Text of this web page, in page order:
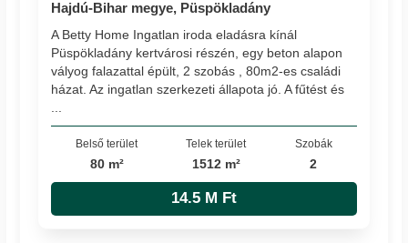
Hajdú-Bihar megye, Püspökladány
A Betty Home Ingatlan iroda eladásra kínál
Püspökladány kertvárosi részén, egy beton alapon
vályog falazattal épült, 2 szobás , 80m2-es családi
házat. Az ingatlan szerkezeti állapota jó. A fűtést és
...
Belső terület
80 m²
Telek terület
1512 m²
Szobák
2
14.5 M Ft